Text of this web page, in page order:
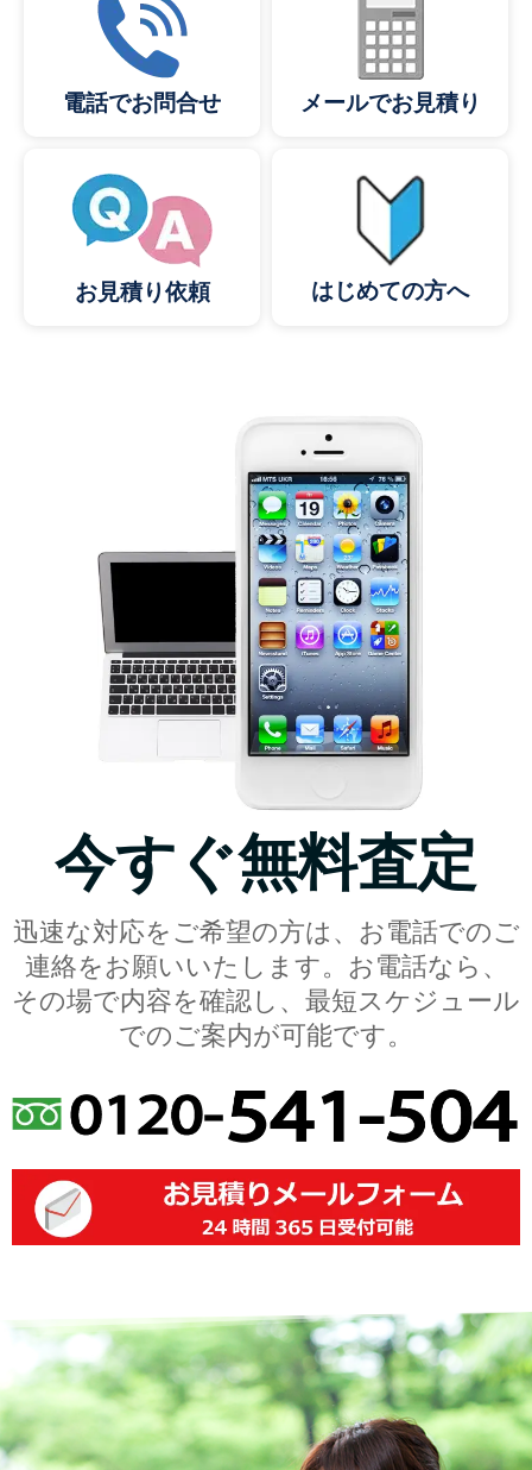
電話でお問合せ メールでお見積り
お見積り依頼 はじめての方へ
今すぐ無料査定
迅速な対応をご希望の方は、お電話でのご
連絡をお願いいたします。お電話なら、
その場で内容を確認し、最短スケジュール
でのご案内が可能です。